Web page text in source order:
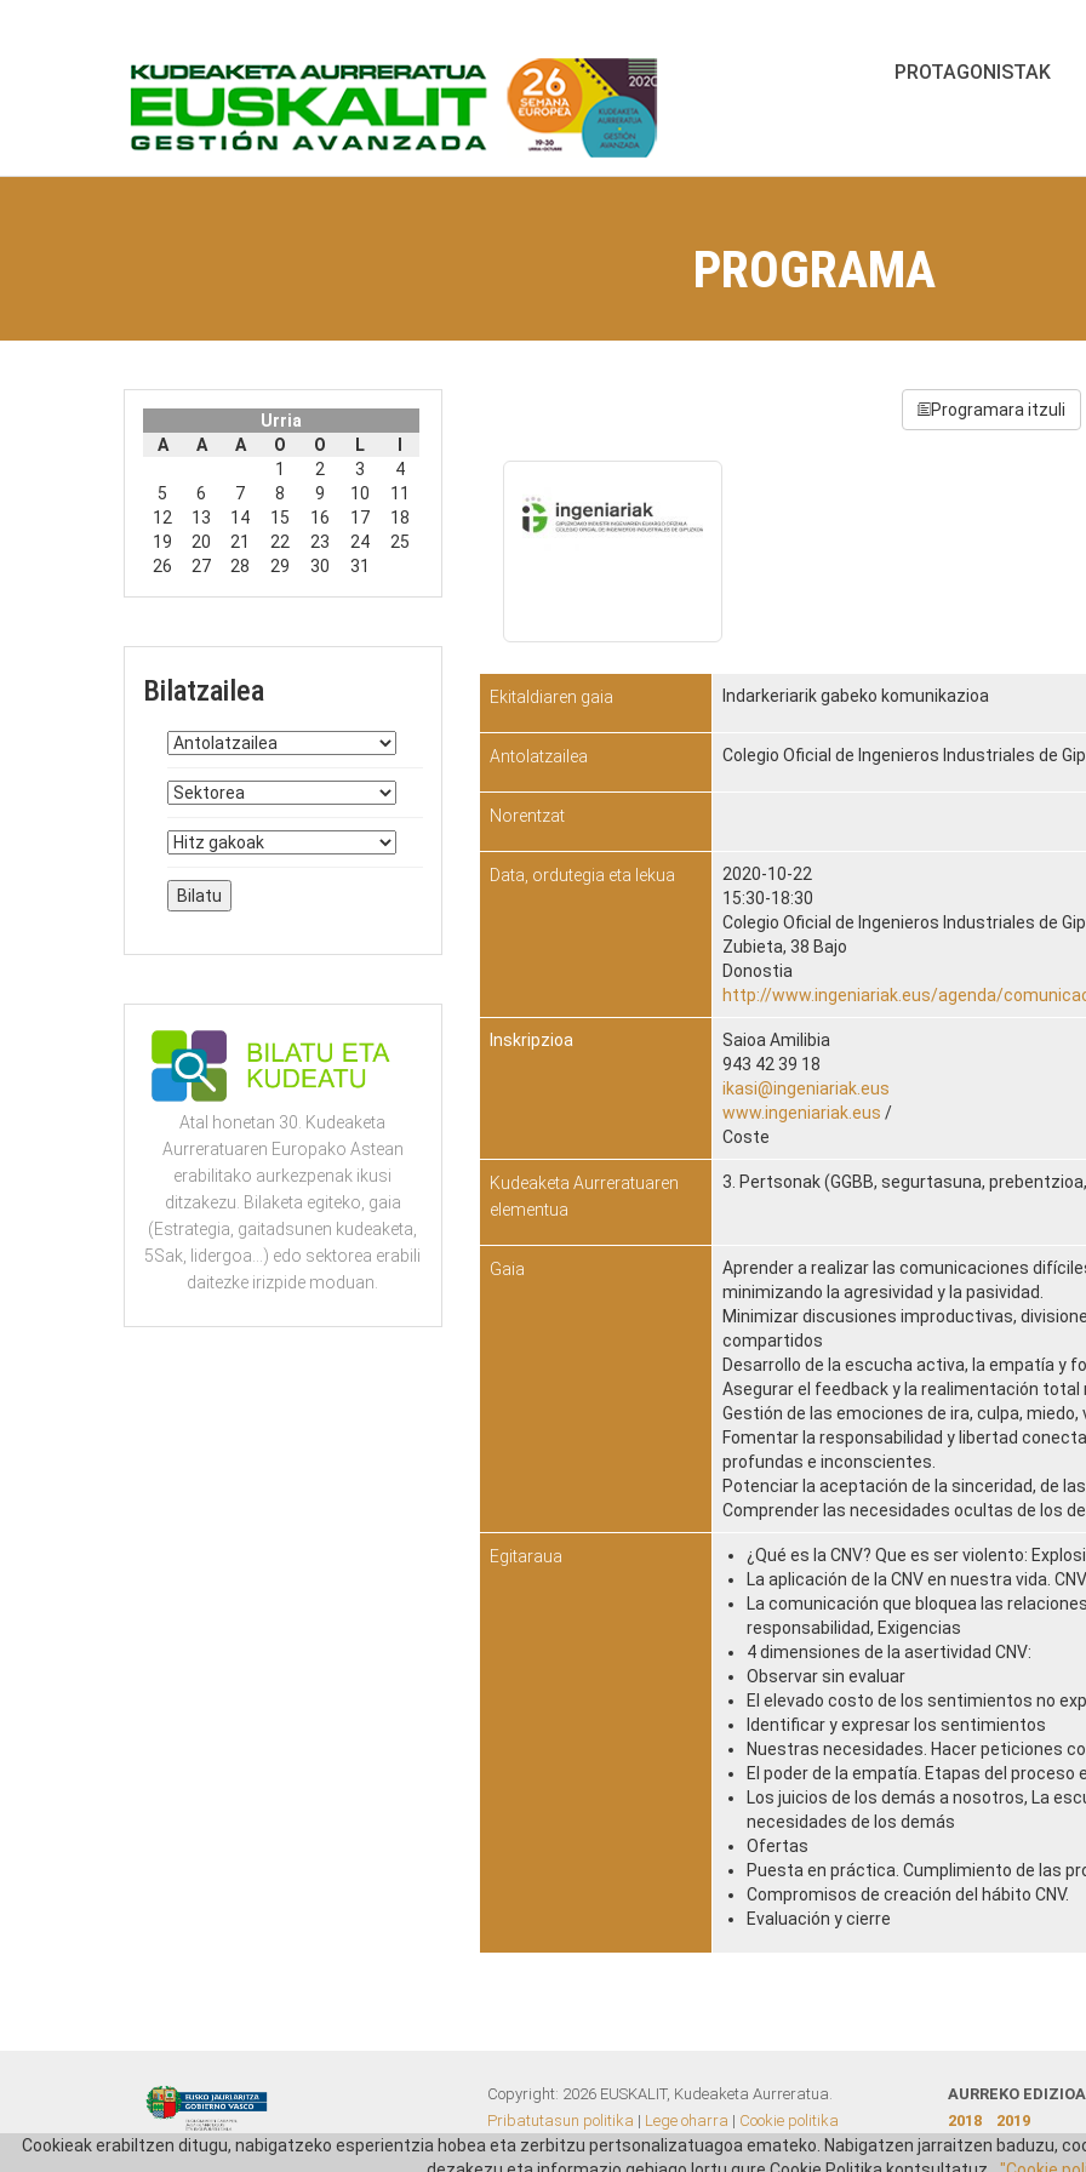
PROTAGONISTAK
PROGRAMA
Urria
A
A A O O L
1
2 3
4
5
6 7 8 9 10
11
12
13 14 15 16 17
18
19
20 21 22 23 24
25
26
27 28 29 30 31
Bilatzailea
Atal honetan 30. Kudeaketa
Aurreratuaren Europako Astean
erabilitako aurkezpenak ikusi
ditzakezu. Bilaketa egiteko, gaia
(Estrategia, gaitadsunen kudeaketa,
5Sak, lidergoa...) edo sektorea erabili
daitezke irizpide moduan.
Programara itzuli
Ekitaldiaren gaia Indarkeriarik gabeko komunikazioa
Antolatzailea Colegio Oficial de Ingenieros Industriales de
Norentzat
Data, ordutegia eta lekua
2020-10-22
15:30-18:30
Colegio Oficial de Ingenieros Industriales de
Zubieta, 38 Bajo
Donostia
http://www.ingeniariak.eus/agenda/
Inskripzioa
Saioa Amilibia
943 42 39 18
ikasi@ingeniariak.eus
www.ingeniariak.eus /
Coste
Kudeaketa Aurreratuaren
elementua
3. Pertsonak (GGBB, segurtasuna,
Gaia
Aprender a realizar las comunicaciones
minimizando la agresividad y la pasividad.
Minimizar discusiones improductivas,
compartidos
Desarrollo de la escucha activa, la empatía y
Asegurar el feedback y la realimentación
Gestión de las emociones de ira, culpa,
Fomentar la responsabilidad y libertad
profundas e inconscientes.
Potenciar la aceptación de la sinceridad, de
Comprender las necesidades ocultas de los
Egitaraua
¿Qué es la CNV? Que es ser violento:
La aplicación de la CNV en nuestra vida.
La comunicación que bloquea las
responsabilidad, Exigencias
4 dimensiones de la asertividad CNV:
Observar sin evaluar
El elevado costo de los sentimientos no
Identificar y expresar los sentimientos
Nuestras necesidades. Hacer peticiones
El poder de la empatía. Etapas del proceso
Los juicios de los demás a nosotros, La
necesidades de los demás
Ofertas
Puesta en práctica. Cumplimiento de las
Compromisos de creación del hábito CNV.
Evaluación y cierre
Copyright: 2026 EUSKALIT, Kudeaketa Aurreratua.
Pribatutasun politika | Lege oharra | Cookie politika
AURREKO
2018
2019
Cookieak erabiltzen ditugu, nabigatzeko esperientzia hobea eta zerbitzu pertsonalizatuagoa emateko. Nabigatzen jarraitzen baduzu,